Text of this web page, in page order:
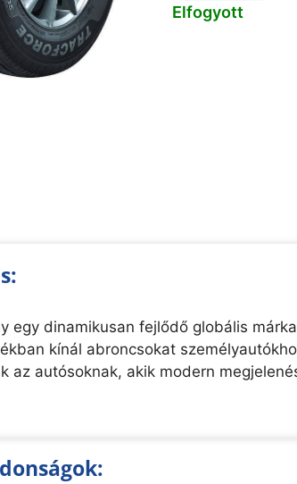
Elfogyott
egy dinamikusan fejlődő globális
kínál abroncsokat
az autósoknak, akik modern